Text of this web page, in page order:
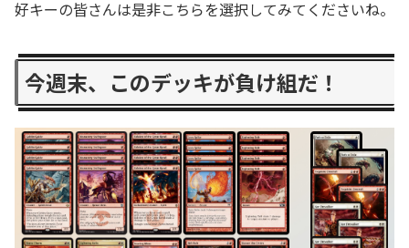
好キーの皆さんは是非こちらを選択してみてくださいね。
今週末、このデッキが負け組だ！